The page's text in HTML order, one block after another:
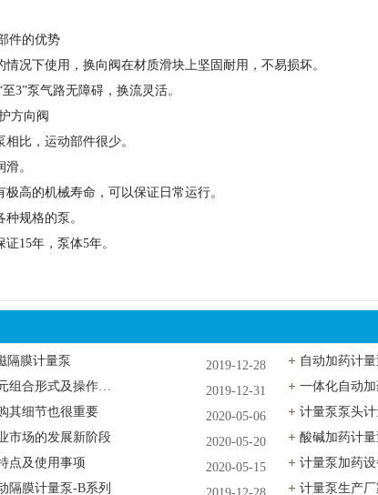
件的优势
况下使用，换向阀在材质滑块上坚固耐用，不易损坏。
3”泵气路无障碍，换流灵活。
方向阀
比，运动部件很少。
。
高的机械寿命，可以保证日常运行。
规格的泵。
15年，泵体5年。
2019-12-28
隔膜计量泵 自动加药计
2019-12-31 一体化自动
2020-05-06
其细节也很重要
2020-05-20
市场的发展新阶段
2020-05-15
点及使用事项 计量泵加药
隔膜计量泵-B系列